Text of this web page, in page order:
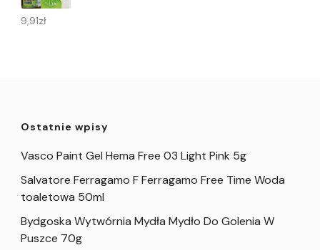
9,91zł
Ostatnie wpisy
Vasco Paint Gel Hema Free 03 Light Pink 5g
Salvatore Ferragamo F Ferragamo Free Time Woda
toaletowa 50ml
Bydgoska Wytwórnia Mydła Mydło Do Golenia W
Puszce 70g